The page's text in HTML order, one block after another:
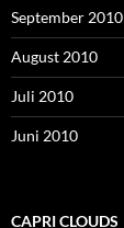
September 2010
August 2010
Juli 2010
Juni 2010
CAPRI CLOUDS